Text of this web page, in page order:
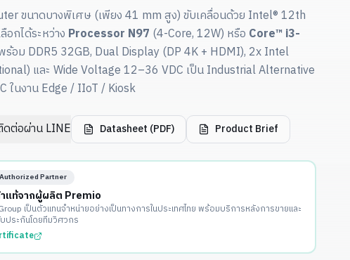
ขนาดบางพิเศษ (เพียง 41 mm สูง) ขับเคลื่อนด้วย Intel® 12th
กได้ระหว่าง Processor N97 (4-Core, 12W) หรือ Core™ i3-
ร้อม DDR5 32GB, Dual Display (DP 4K + HDMI), 2x Intel
และ Wide Voltage 12–36 VDC เป็น Industrial Alternative
ในงาน Edge / IIoT / Kiosk
ต่อผ่าน LINE Datasheet (PDF) Product Brief
Authorized Partner
แท้จากผู้ผลิต Premio
เป็นตัวแทนจำหน่ายอย่างเป็นทางการในประเทศไทย พร้อมบริการหลังการขายและ
ประกันโดยทีมวิศวกร